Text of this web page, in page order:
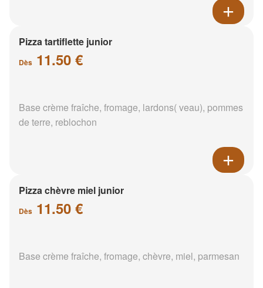
Pizza tartiflette junior
Dès 11.50 €
Base crème fraîche, fromage, lardons( veau), pommes
de terre, reblochon
Pizza chèvre miel junior
Dès 11.50 €
Base crème fraîche, fromage, chèvre, miel, parmesan